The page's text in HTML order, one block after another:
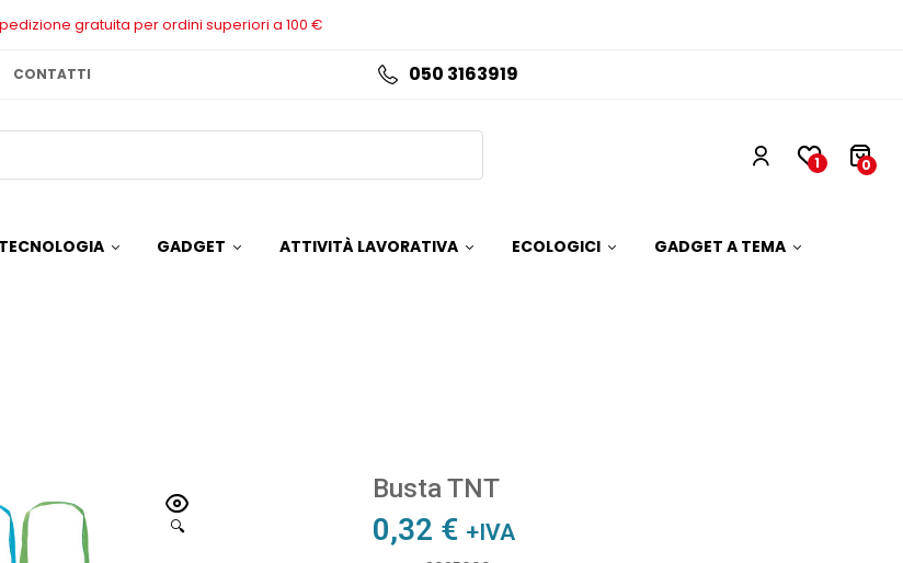
gratuita per ordini superiori a 100 €
CONTATTI 050 3163919
1 0
TECNOLOGIA GADGET ATTIVITÀ LAVORATIVA ECOLOGICI GADGET A TEMA
🔍
Busta TNT
0,32 € +IVA